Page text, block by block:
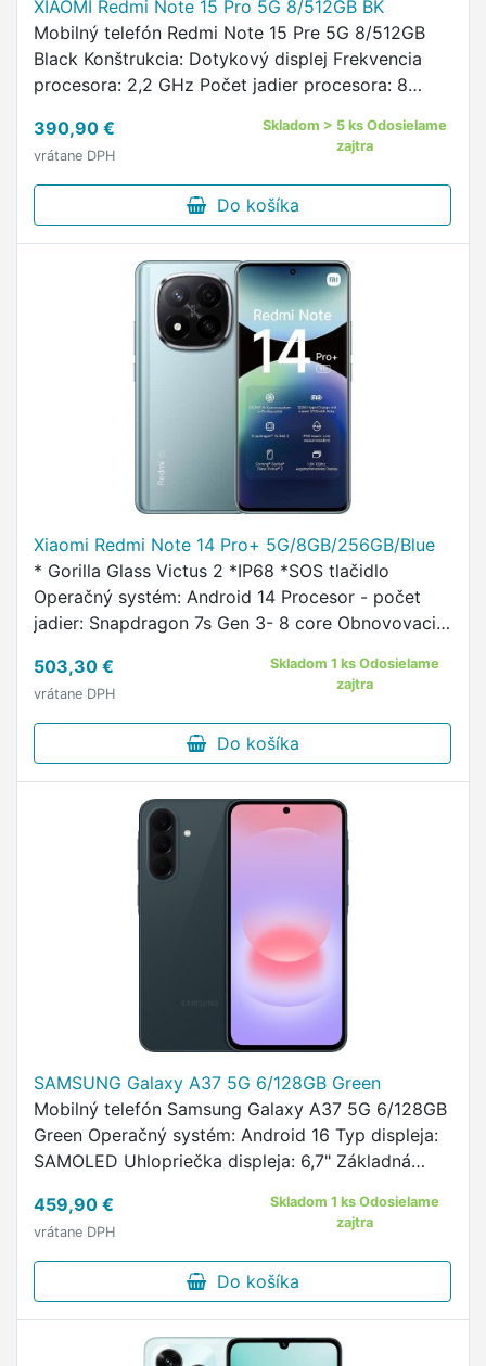
XIAOMI Redmi Note 15 Pro 5G 8/512GB BK
Mobilný telefón Redmi Note 15 Pre 5G 8/512GB
Black Konštrukcia: Dotykový displej Frekvencia
procesora: 2,2 GHz Počet jadier procesora: 8
Operačný systém: Android …
390,90 €
vrátane DPH
Skladom > 5 ks Odosielame
zajtra
Do košíka
Xiaomi Redmi Note 14 Pro+ 5G/8GB/256GB/Blue
* Gorilla Glass Victus 2 *IP68 *SOS tlačidlo
Operačný systém: Android 14 Procesor - počet
jadier: Snapdragon 7s Gen 3- 8 core Obnovovacia
256 Veľkosť RAM [GB]: …
503,30 €
vrátane DPH
Skladom 1 ks Odosielame
zajtra
Do košíka
SAMSUNG Galaxy A37 5G 6/128GB Green
Mobilný telefón Samsung Galaxy A37 5G 6/128GB
Green Operačný systém: Android 16 Typ displeja:
SAMOLED Uhlopriečka displeja: 6,7" Základná
1080 px Obnovovacie …
459,90 €
vrátane DPH
Skladom 1 ks Odosielame
zajtra
Do košíka